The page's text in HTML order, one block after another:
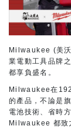
Milwaukee (美沃
業電動工具品牌
都享負盛名。
Milwaukee在
的產品，不論是
電池技術、省時
Milwaukee 都致